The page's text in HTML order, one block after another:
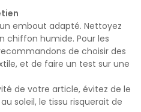
embout adapté. Nettoyez
chiffon humide. Pour les
de choisir des
et de faire un test sur une
de votre article, évitez de le
soleil, le tissu risquerait de